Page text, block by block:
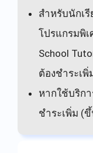
สำหรับนักเรี
โปรแกรมพิเ
School
ต้องชำระเพิ่
หากใช้บริกา
ชำระเพิ่ม (